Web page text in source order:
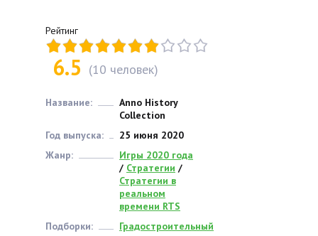
Рейтинг
6.5 (10 человек)
Название:
Anno History
Collection
Год выпуска:
25 июня 2020
Жанр:
Игры 2020 года
/ Стратегии /
Стратегии в
реальном
времени RTS
Подборки:
Градостроительный